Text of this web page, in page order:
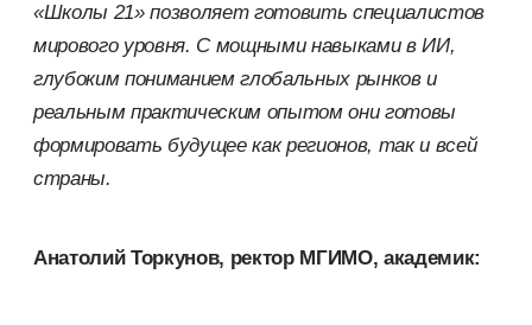
«Школы 21» позволяет готовить специалистов
мирового уровня. С мощными навыками в ИИ,
глубоким пониманием глобальных рынков и
реальным практическим опытом они готовы
формировать будущее как регионов, так и всей
страны.
Анатолий Торкунов, ректор МГИМО, академик: